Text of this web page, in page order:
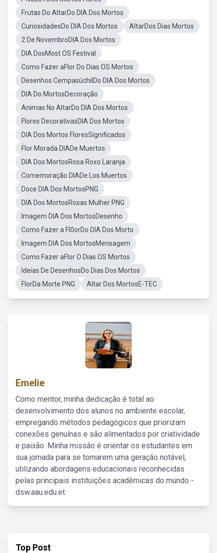
Frutas Do AltarDo DIA Dos Mortos
CuriosidadesDo DIA Dos Mortos
AltarDos Dias Mortos
2 De NovembroDIA Dos Mortos
DIA DosMost OS Festival
Como Fazer aFlor Do Dias OS Mortos
Desenhos CempasúchilDo DIA Dos Mortos
DIA Do MortosDecoração
Animas No AltarDo DIA Dos Mortos
Flores DecorativasDIA Dos Mortos
DIA Dos Mortos FloresSignificados
Flor Morada DIADe Muertos
DIA Dos MortosRosa Roxo Laranja
Comemoração DIADe Los Muertos
Doce DIA Dos MortosPNG
DIA Dos MortosRosas Mulher PNG
Imagem DIA Dos MortosDesenho
Como Fazer a Fl0orDo DIA Dos Morto
Imagem DIA Dos MortosMensagem
Como Fazer aFlor O Dias OS Mortos
Ideias De DesenhosDo Dias Dos Mortos
FlorDa Morte PNG
Altar Dos MortosE-TEC
Emelie
Como mentor, minha dedicação é total ao
desenvolvimento dos alunos no ambiente escolar,
empregando métodos pedagógicos que priorizam
conexões genuínas e são alimentados por criatividade
e paixão. Minha missão é orientar os estudantes em
sua jornada para se tornarem uma geração notável,
utilizando abordagens educacionais reconhecidas
pelas principais instituições acadêmicas do mundo -
dsw.aau.edu.et.
Top Post